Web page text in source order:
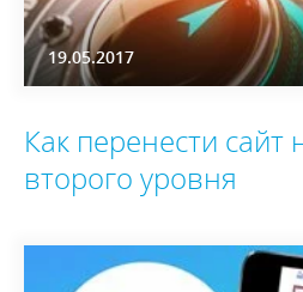
19.05.2017
Как перенести сайт
второго уровня